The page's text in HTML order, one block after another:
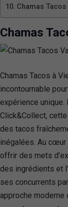
Chamas
Chamas
Chamas Tacos à
incontournable
expérience unique.
Click&Collect,
des tacos
inégalées. Au cœur
offrir des mets
des ingrédients et
ses concurrents
approche moderne